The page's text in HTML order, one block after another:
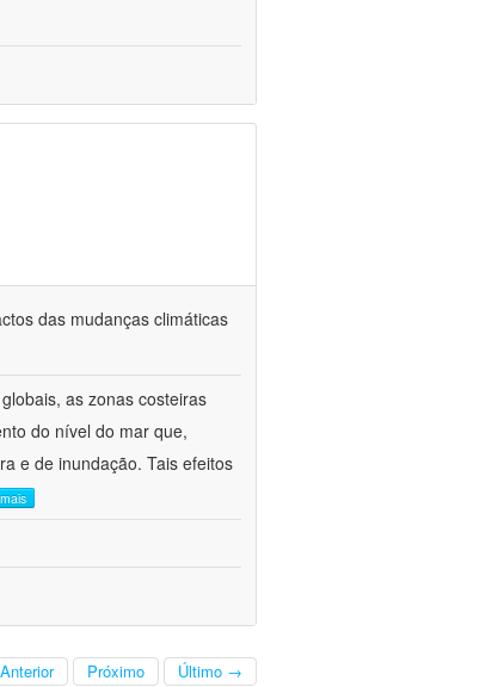
das mudanças climáticas
as zonas costeiras
do nível do mar que,
e de inundação. Tais efeitos
Anterior Próximo Último →